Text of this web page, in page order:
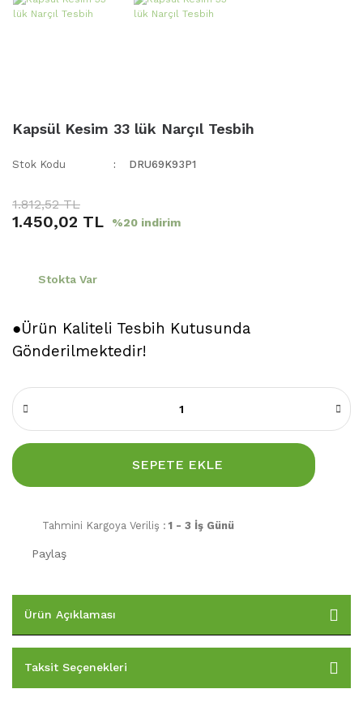
Kapsül Kesim 33 lük Narçıl Tesbih
Stok Kodu DRU69K93P1
1.812,52 TL
1.450,02 TL %20 indirim
Stokta Var
●Ürün Kaliteli Tesbih Kutusunda
Gönderilmektedir!
SEPETE EKLE
Tahmini Kargoya Veriliş : 1 - 3 İş Günü
Paylaş
Ürün Açıklaması
Taksit Seçenekleri